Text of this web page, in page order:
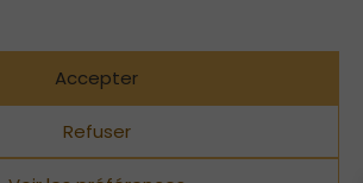
Accepter
Refuser